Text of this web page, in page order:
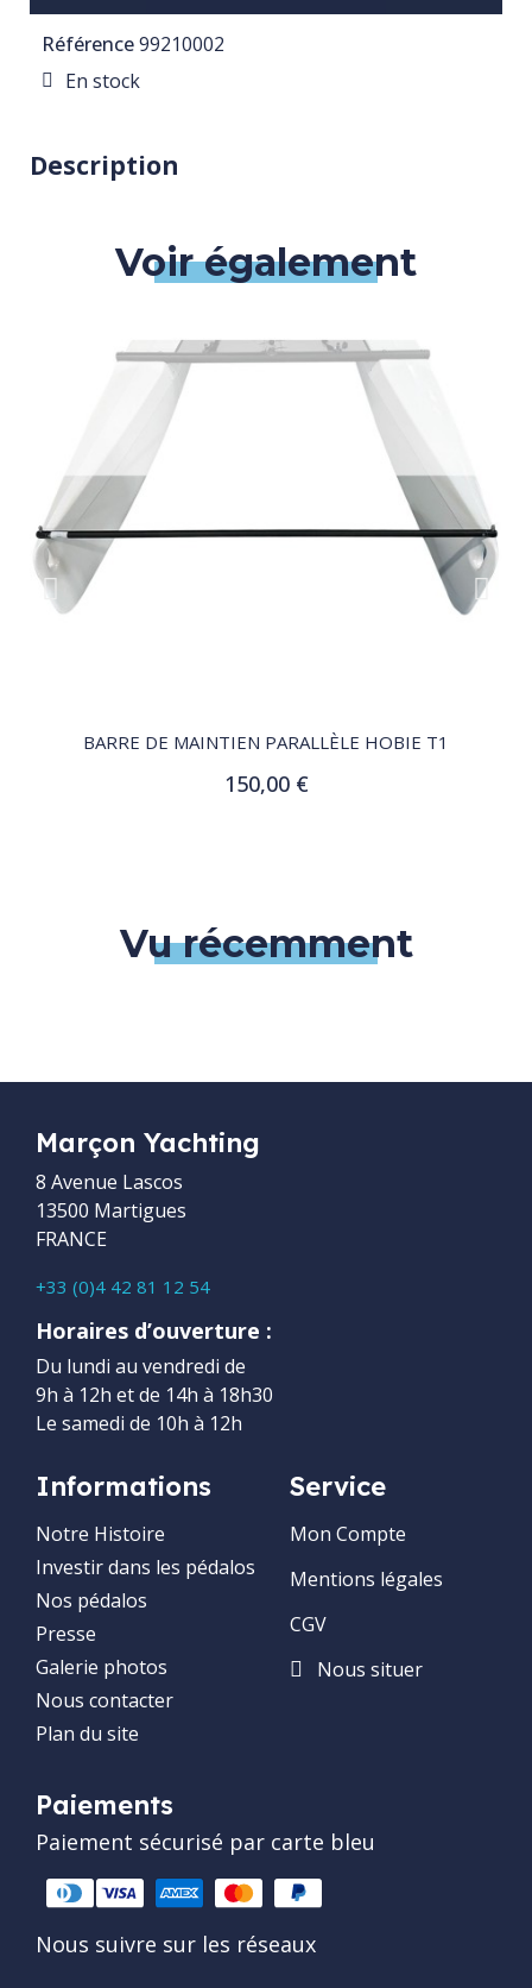
Référence99210002
En stock
Description
Voir également
BARRE DE MAINTIEN PARALLÈLE HOBIE T1
150,00 €
Ajouter au panier
Vu récemment
Marçon Yachting
8 Avenue Lascos
13500 Martigues
FRANCE
+33 (0)4 42 81 12 54
Horaires d’ouverture :
Du lundi au vendredi de
9h à 12h et de 14h à 18h30
Le samedi de 10h à 12h
Informations
Notre Histoire
Investir dans les pédalos
Nos pédalos
Presse
Galerie photos
Nous contacter
Plan du site
Service
Mon Compte
Mentions légales
CGV
Nous situer
Paiements
Paiement sécurisé par carte bleu
Nous suivre sur les réseaux